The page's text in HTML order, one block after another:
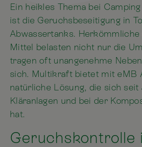
Ein heikles Thema bei
ist die Geruchsbeseitigung in
Abwassertanks.
Mittel belasten nicht nur die
tragen oft unangenehme
sich. Multikraft bietet mit eMB
natürliche Lösung, die sich seit
Kläranlagen und bei der
hat.
Geruchskontrolle